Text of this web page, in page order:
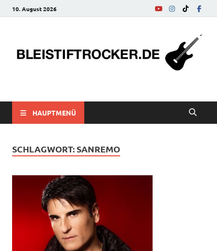
10. August 2026
bleistiftrocker.de
HAUPTMENÜ
SCHLAGWORT: SANREMO